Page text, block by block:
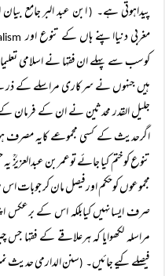
پیداہوتی ہے۔ (
مغربی دنیااپنے ہاں کے تنوع اورPluralism
کوسب سے پہلے ان فقہا نے اسلامی
ہیں جنہوں نے سرکاری مراسلے کے
جلیل القدر محدثین نے ان کے فرمان
اگرحدیث کے کسی مجموعے کایہ مصرف
تنوع کوختم کیا جائے توعمربن
مجموعوں کوحَکم اورفیصل مان کر جوبات
صرف ایسانہیں کیابلکہ اس کے برعکس
مراسلہ لکھوایا کہ ہرعلاقے کے فقہا
فیصلے کیے جائیں۔ (سنن الدارمی حدیث